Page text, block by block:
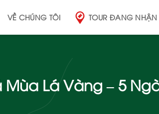
VỀ CHÚNG TÔI TOUR ĐANG
Lá Vàng – 5